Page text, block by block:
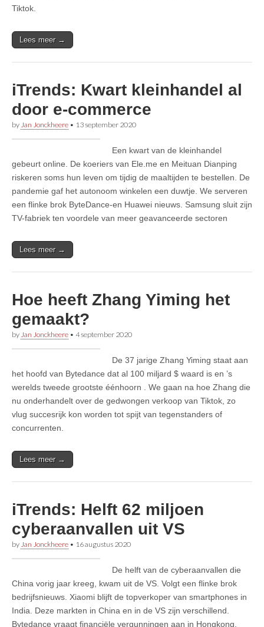
Tiktok.
Lees meer →
iTrends: Kwart kleinhandel al
door e-commerce
by Jan Jonckheere • 13 september 2020
Een kwart van de kleinhandel
gebeurt online. De koeriers van Ele.me en Meituan Dianping
riskeren soms hun leven om tijdig de maaltijden te bestellen. De
pandemie gaf het autonoom winkelen een duwtje. We serveren
een flinke brok ByteDance-en Huawei nieuws. Samsung sluit zijn
TV-fabriek ten voordele van meer geavanceerde sectoren
Lees meer →
Hoe heeft Zhang Yiming het
gemaakt?
by Jan Jonckheere • 4 september 2020
De 37 jarige Zhang Yiming staat aan
het hoofd van Bytedance dat al 100 miljard $ waard is en ’s
werelds tweede grootste éénhoorn . We gaan na hoe Zhang die
nu onderhandelt over de gedwongen verkoop van Tiktok, zo
vlug succesrijk kon worden tot spijt van tegenstanders of
concurrenten.
Lees meer →
iTrends: Helft 62 miljoen
cyberaanvallen uit VS
by Jan Jonckheere • 16 augustus 2020
De helft van de cyberaanvallen die
China vorig jaar kreeg, kwam uit de VS. Volgt een flinke brok
bedrijfsnieuws. Xiaomi blijft de topverkoper van smartphones in
India. Deze markten in China en in de VS zijn verschillend.
Bytedance vraagt financiële vergunningen aan in Hongkong.